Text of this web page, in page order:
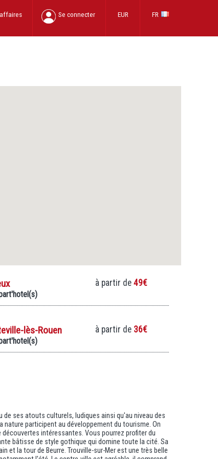
FR
EUR
Se connecter
à partir de49€
lès-Rouen à partir de36€
de ses atouts culturels, ludiques ainsi qu'au niveau des
participent au développement du tourisme. On
intéressantes. Vous pourrez profiter du
bâtisse de style gothique qui domine toute la cité. Sa
et la tour de Beurre. Trouville-sur-Mer est une très belle